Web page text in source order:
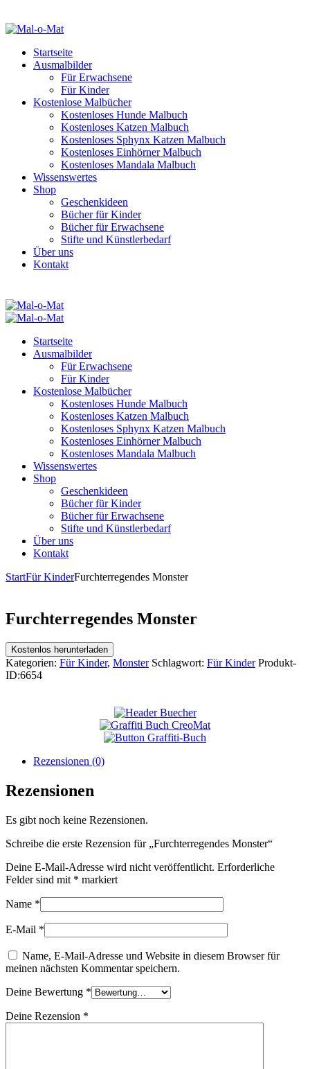
Startseite
Ausmalbilder
Für Erwachsene
Für Kinder
Kostenlose Malbücher
Kostenloses Hunde Malbuch
Kostenloses Katzen Malbuch
Kostenloses Sphynx Katzen Malbuch
Kostenloses Einhörner Malbuch
Kostenloses Mandala Malbuch
Wissenswertes
Shop
Geschenkideen
Bücher für Kinder
Bücher für Erwachsene
Stifte und Künstlerbedarf
Über uns
Kontakt
Startseite
Ausmalbilder
Für Erwachsene
Für Kinder
Kostenlose Malbücher
Kostenloses Hunde Malbuch
Kostenloses Katzen Malbuch
Kostenloses Sphynx Katzen Malbuch
Kostenloses Einhörner Malbuch
Kostenloses Mandala Malbuch
Wissenswertes
Shop
Geschenkideen
Bücher für Kinder
Bücher für Erwachsene
Stifte und Künstlerbedarf
Über uns
Kontakt
StartFür KinderFurchterregendes Monster
Furchterregendes Monster
Kostenlos herunterladen
Kategorien: Für Kinder, Monster Schlagwort: Für Kinder Produkt-
ID:6654
Rezensionen (0)
Rezensionen
Es gibt noch keine Rezensionen.
Schreibe die erste Rezension für „Furchterregendes Monster“
Deine E-Mail-Adresse wird nicht veröffentlicht. Erforderliche
Felder sind mit * markiert
Name *
E-Mail *
Name, E-Mail-Adresse und Website in diesem Browser für
meinen nächsten Kommentar speichern.
Deine Bewertung *
Deine Rezension *